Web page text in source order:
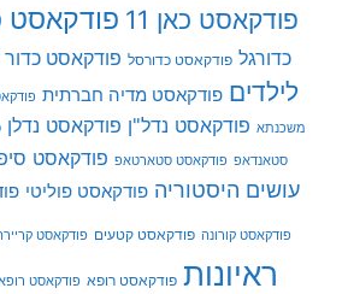
פודקאסט כאן 11 פודקאסט
כדורגל פודקאסט כדורסל פודקאסט כדור
לילדים פודקאסט מדיה חברתית
משכנתא פודקאסט נדל"ן פודקאסט נדלן
סטאנדאפ פודקאסט סטארטאפ פודקאסט
עושים היסטוריה פודקאסט פוליטי
פודקאסט קורונה פודקאסט קטעים פודקאסט
ראיונות פודקאסט רופא פודקאסט